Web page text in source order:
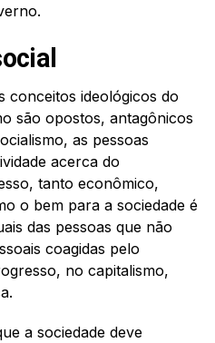
conceitos ideológicos do
são opostos, antagônicos
as pessoas
acerca do
tanto econômico,
o bem para a sociedade é
das pessoas que não
coagidas pelo
no capitalismo,
a sociedade deve